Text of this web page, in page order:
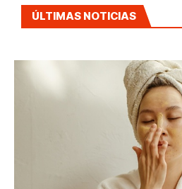
ÚLTIMAS NOTICIAS